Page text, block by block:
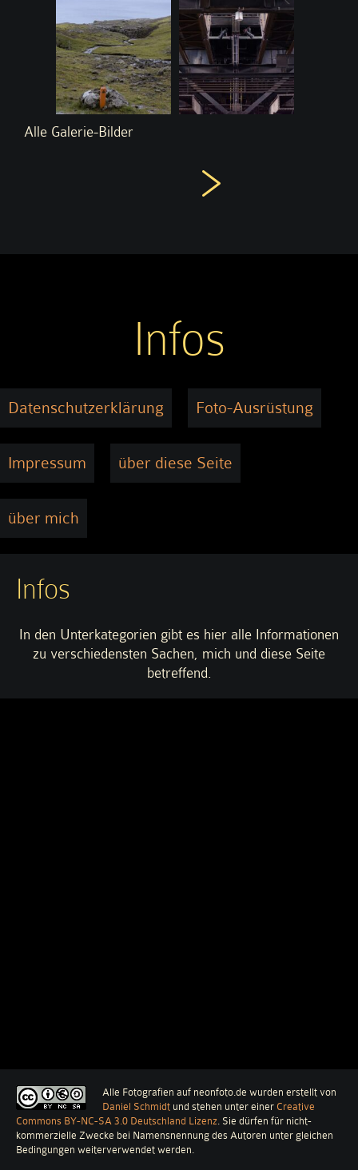
Alle Galerie-Bilder
Infos
Datenschutzerklärung Foto-Ausrüstung
Impressum über diese Seite
über mich
Infos
In den Unterkategorien gibt es hier alle Informationen
zu verschiedensten Sachen, mich und diese Seite
betreffend.
Alle Fotografien auf neonfoto.de wurden erstellt von
Daniel Schmidt und stehen unter einer Creative
Commons BY-NC-SA 3.0 Deutschland Lizenz. Sie dürfen für nicht-
kommerzielle Zwecke bei Namensnennung des Autoren unter gleichen
Bedingungen weiterverwendet werden.